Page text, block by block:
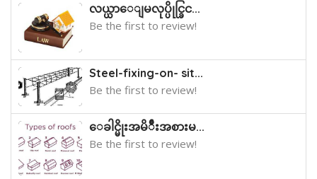
လယ္ယာေျမလုပ္ပိုင္ခြင...
Be the first to review!
Steel-fixing-on- sit...
Be the first to review!
ေခါင္မိုးအမိ်ဳးအစားမ...
Be the first to review!